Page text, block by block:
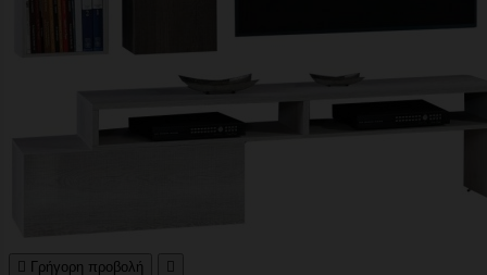
 Γρήγορη προβολή 